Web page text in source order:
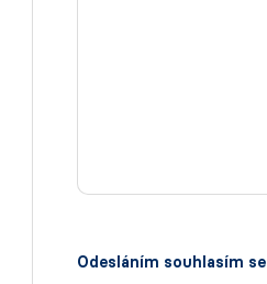
Odesláním souhlasím